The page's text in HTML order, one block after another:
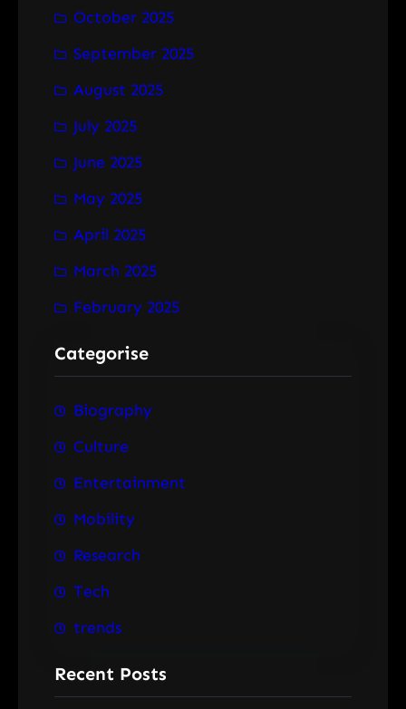
October 2025
September 2025
August 2025
July 2025
June 2025
May 2025
April 2025
March 2025
February 2025
Categorise
Biography
Culture
Entertainment
Mobility
Research
Tech
trends
Recent Posts